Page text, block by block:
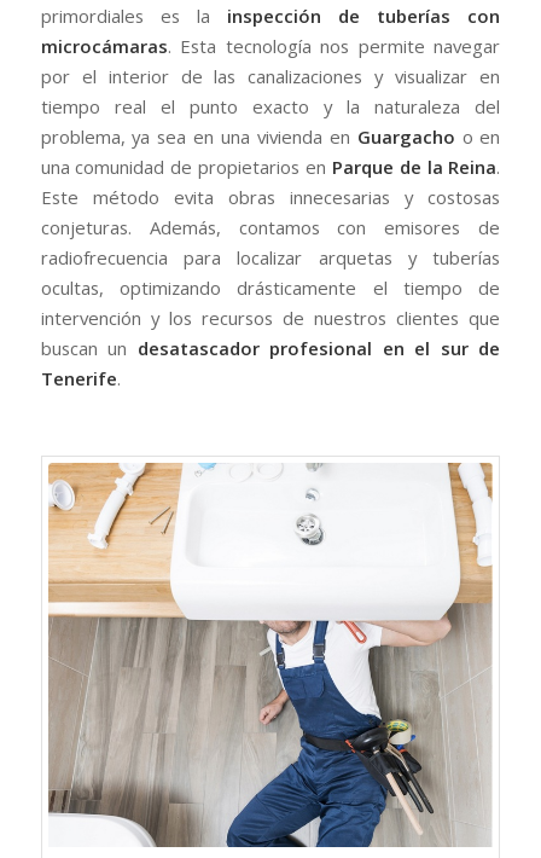
primordiales es la inspección de tuberías con
microcámaras. Esta tecnología nos permite navegar
por el interior de las canalizaciones y visualizar en
tiempo real el punto exacto y la naturaleza del
problema, ya sea en una vivienda en Guargacho o en
una comunidad de propietarios en Parque de la Reina.
Este método evita obras innecesarias y costosas
conjeturas. Además, contamos con emisores de
radiofrecuencia para localizar arquetas y tuberías
ocultas, optimizando drásticamente el tiempo de
intervención y los recursos de nuestros clientes que
buscan un desatascador profesional en el sur de
Tenerife.